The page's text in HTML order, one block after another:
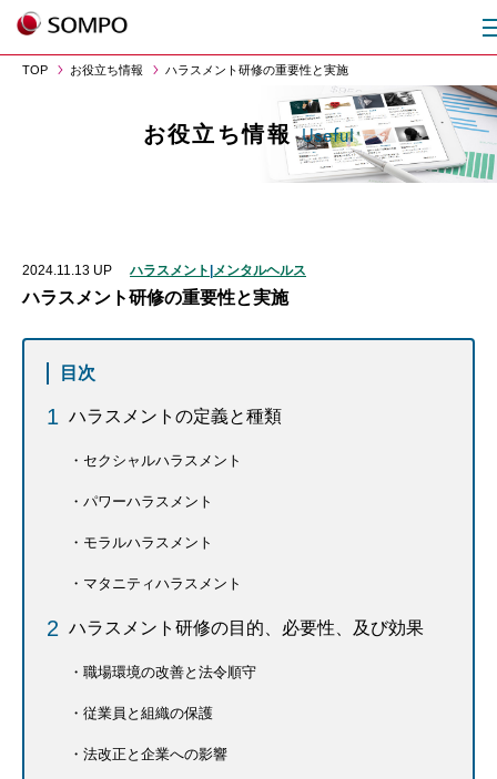
TOP お役立ち情報 ハラスメント研修の重要性と実施
お役立ち情報Useful
2024.11.13 UP ハラスメント メンタルヘルス
ハラスメント研修の重要性と実施
目次
ハラスメントの定義と種類
セクシャルハラスメント
パワーハラスメント
モラルハラスメント
マタニティハラスメント
ハラスメント研修の目的、必要性、及び効果
職場環境の改善と法令順守
従業員と組織の保護
法改正と企業への影響